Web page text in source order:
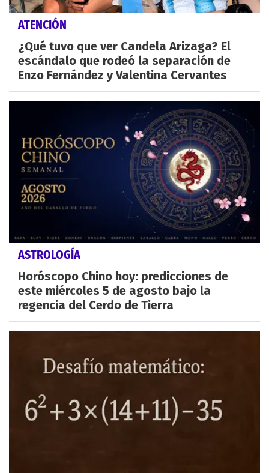
ATENCIÓN
¿Qué tuvo que ver Candela Arizaga? El
escándalo que rodeó la separación de
Enzo Fernández y Valentina Cervantes
ASTROLOGÍA
Horóscopo Chino hoy: predicciones de
este miércoles 5 de agosto bajo la
regencia del Cerdo de Tierra